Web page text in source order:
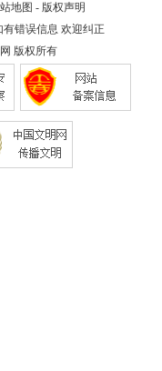
地图 - 版权声明
错误信息 欢迎纠正
版权所有